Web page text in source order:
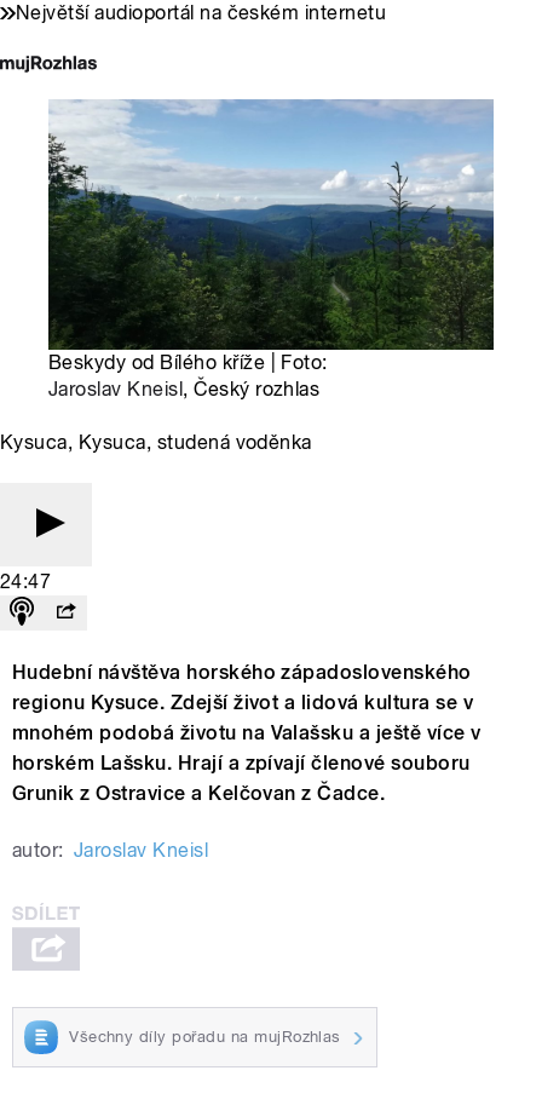
Největší audioportál na českém internetu
Beskydy od Bílého kříže | Foto:
Jaroslav Kneisl, Český rozhlas
Kysuca, Kysuca, studená voděnka
24:47
Hudební návštěva horského západoslovenského
regionu Kysuce. Zdejší život a lidová kultura se v
mnohém podobá životu na Valašsku a ještě více v
horském Lašsku. Hrají a zpívají členové souboru
Grunik z Ostravice a Kelčovan z Čadce.
autor: Jaroslav Kneisl
Všechny díly pořadu na mujRozhlas